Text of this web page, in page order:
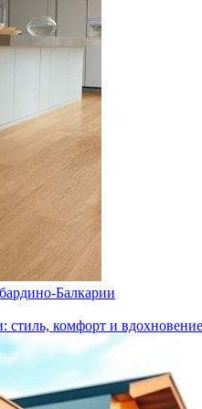
Балкарии
стиль, комфорт и вдохновение